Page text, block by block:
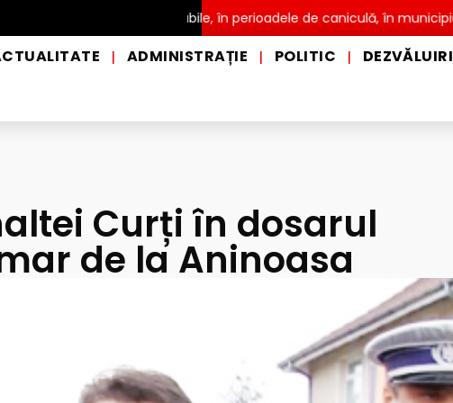
a apei potabile, în perioadele de caniculă, în municipiul Pitești!
| ADMINISTRAȚIE | POLITIC | DEZVĂLUIRI
Curți în dosarul
de la Aninoasa